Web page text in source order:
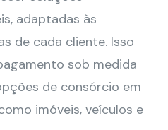
adaptadas às
de cada cliente. Isso
sob medida
de consórcio em
imóveis, veículos e